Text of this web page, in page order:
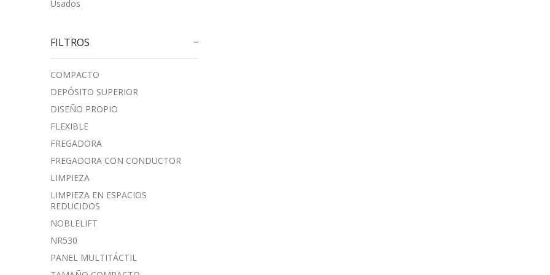
Usados
FILTROS
COMPACTO
DEPÓSITO SUPERIOR
DISEÑO PROPIO
FLEXIBLE
FREGADORA
FREGADORA CON CONDUCTOR
LIMPIEZA
LIMPIEZA EN ESPACIOS
REDUCIDOS
NOBLELIFT
NR530
PANEL MULTITÁCTIL